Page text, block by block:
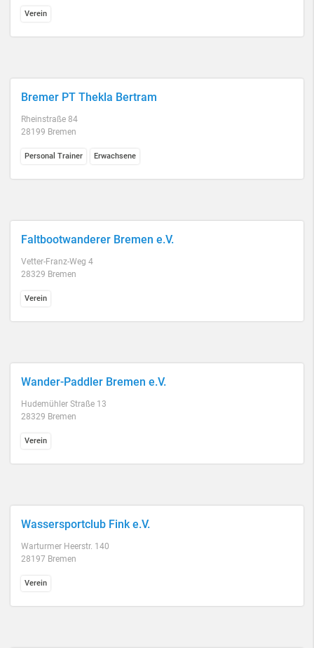
Verein
Bremer PT Thekla Bertram
Rheinstraße 84
28199 Bremen
Personal Trainer Erwachsene
Faltbootwanderer Bremen e.V.
Vetter-Franz-Weg 4
28329 Bremen
Verein
Wander-Paddler Bremen e.V.
Hudemühler Straße 13
28329 Bremen
Verein
Wassersportclub Fink e.V.
Warturmer Heerstr. 140
28197 Bremen
Verein